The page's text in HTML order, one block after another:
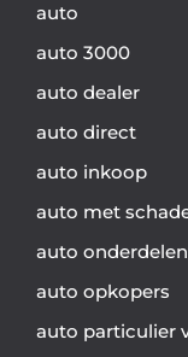
auto
auto 3000
auto dealer
auto direct
auto inkoop
auto met
auto onderdelen
auto opkopers
auto particulier